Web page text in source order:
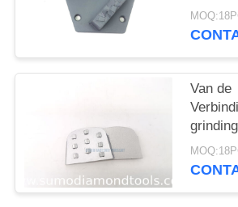
non-
Van de
PCDs